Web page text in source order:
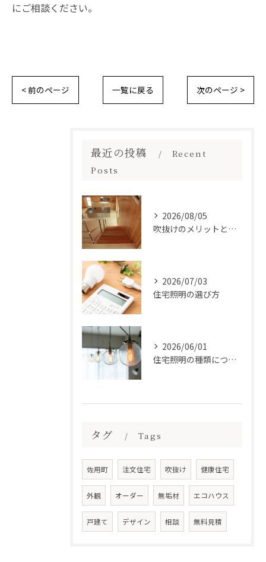
にご相談ください。
< 前のページ 一覧に戻る 次のページ >
最近の投稿
Recent
Posts
2026/08/05
吹抜けのメリットとは？
2026/07/03
住宅照明の選び方
2026/06/01
住宅照明の種類について
タグ Tags
佐用町 注文住宅 吹抜け 健康住宅
外観 オーダー 無垢材 エコハウス
戸建て デザイン 相談 無料見積